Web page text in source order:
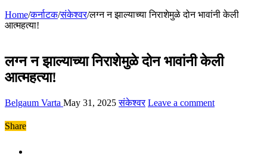
Home/कर्नाटक/संकेश्वर/लग्न न झाल्याच्या निराशेमुळे दोन भावांनी केली
आत्महत्या!
लग्न न झाल्याच्या निराशेमुळे दोन भावांनी केली
आत्महत्या!
Belgaum Varta May 31, 2025 संकेश्वर Leave a comment
Share